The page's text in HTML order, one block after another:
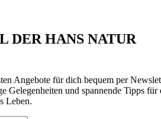
DER HANS NATUR
Angebote für dich bequem per
Gelegenheiten und spannende Tipps für
Leben.